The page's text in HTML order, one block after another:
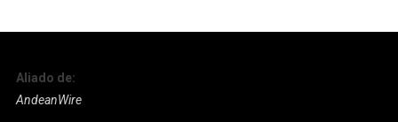
Aliado de:
AndeanWire